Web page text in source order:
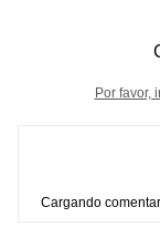
Por favor,
Cargando